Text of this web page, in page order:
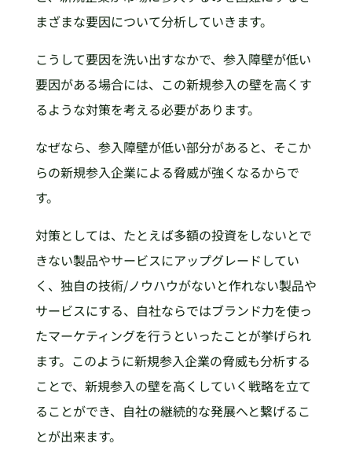
まざまな要因について分析していきます。
こうして要因を洗い出すなかで、参入障壁が低い
要因がある場合には、この新規参入の壁を高くす
るような対策を考える必要があります。
なぜなら、参入障壁が低い部分があると、そこか
らの新規参入企業による脅威が強くなるからで
す。
対策としては、たとえば多額の投資をしないとで
きない製品やサービスにアップグレードしてい
く、独自の技術/ノウハウがないと作れない製品や
サービスにする、自社ならではブランド力を使っ
たマーケティングを行うといったことが挙げられ
ます。このように新規参入企業の脅威も分析する
ことで、新規参入の壁を高くしていく戦略を立て
ることができ、自社の継続的な発展へと繋げるこ
とが出来ます。